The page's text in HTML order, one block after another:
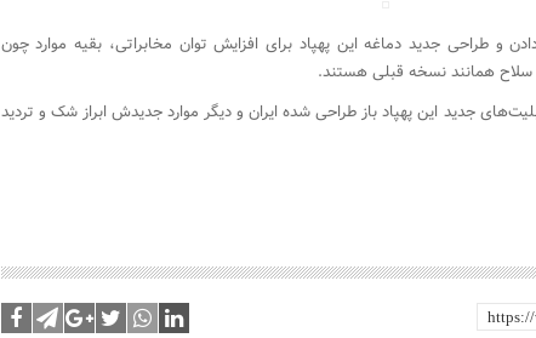
و طراحی جدید دماغه این پهپاد برای افزایش توان مخابراتی، بقیه موارد چون
همانند نسخه قبلی هستند.
جدید این پهپاد باز طراحی شده ایران و دیگر موارد جدیدش ابراز شک و تردید